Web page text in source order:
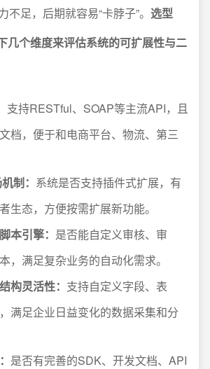
足，后期就容易“卡脖子”。 选型
几个维度来评估系统的可扩展性与二
支持RESTful、SOAP等主流API，且
档，便于和电商平台、物流、第三
制： 系统是否支持插件式扩展，有
生态，方便按需扩展新功能。
本引擎： 是否能自定义审核、审
，满足复杂业务的自动化需求。
构灵活性： 支持自定义字段、表
满足企业日益变化的数据采集和分
是否有完善的SDK、开发文档、API